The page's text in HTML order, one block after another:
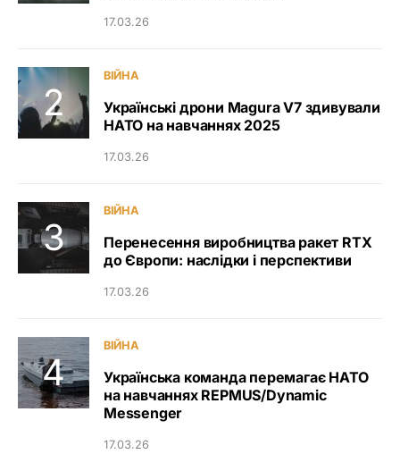
17.03.26
ВІЙНА
Українські дрони Magura V7 здивували
НАТО на навчаннях 2025
17.03.26
ВІЙНА
Перенесення виробництва ракет RTX
до Європи: наслідки і перспективи
17.03.26
ВІЙНА
Українська команда перемагає НАТО
на навчаннях REPMUS/Dynamic
Messenger
17.03.26